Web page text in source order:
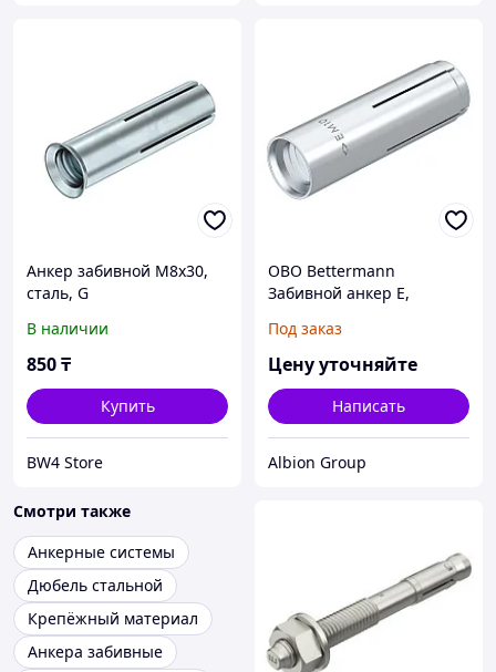
Анкер забивной М8х30,
сталь, G
В наличии
850₸
Купить
BW4 Store
OBO Bettermann
Забивной анкер E,
Под заказ
Цену уточняйте
Написать
Albion Group
Смотри также
Анкерные системы
Дюбель стальной
Крепёжный материал
Анкера забивные